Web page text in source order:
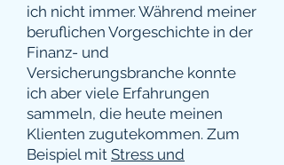
ich nicht immer. Während meiner
beruflichen Vorgeschichte in der
Finanz- und
Versicherungsbranche konnte
ich aber viele Erfahrungen
sammeln, die heute meinen
Klienten zugutekommen. Zum
Beispiel mit Stress und